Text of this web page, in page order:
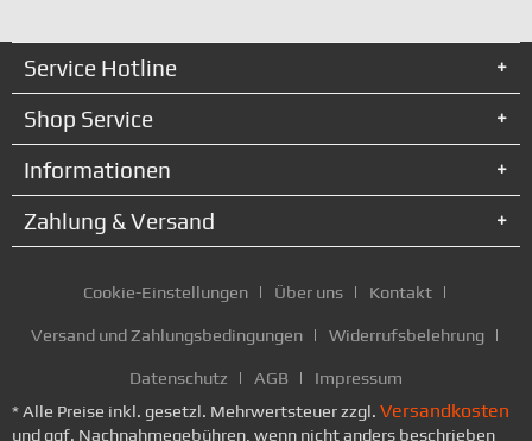
Service Hotline
Shop Service
Informationen
Zahlung & Versand
Cookie-Einstellungen Über uns Kontakt
Versand und Zahlungsbedingungen Widerrufsbelehrung
Datenschutz AGB
Impressum
* Alle Preise inkl. gesetzl. Mehrwertsteuer zzgl. Versandkosten
und ggf. Nachnahmegebühren, wenn nicht anders beschrieben